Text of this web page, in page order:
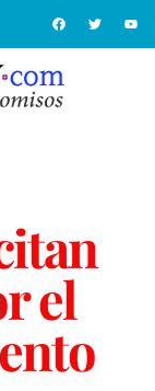
el